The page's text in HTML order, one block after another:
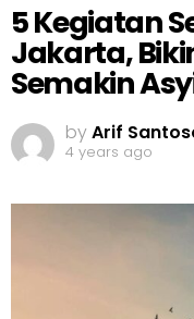
5 Kegiatan
Jakarta,
Semakin
byArif
4 years ago